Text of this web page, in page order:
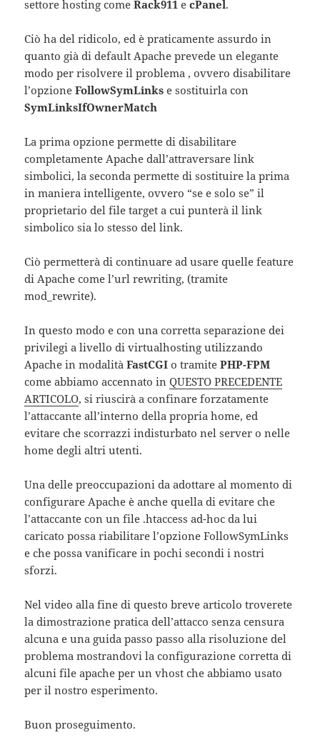
settore hosting comeRack911 ecPanel.
Ciò ha del ridicolo, ed è praticamente assurdo in
quanto già di default Apache prevede un elegante
modo per risolvere il problema , ovvero disabilitare
l’opzioneFollowSymLinks e sostituirla con
SymLinksIfOwnerMatch
La prima opzione permette di disabilitare
completamente Apache dall’attraversare link
simbolici, la seconda permette di sostituire la prima
in maniera intelligente, ovvero “se e solo se” il
proprietario del file target a cui punterà il link
simbolico sia lo stesso del link.
Ciò permetterà di continuare ad usare quelle feature
di Apache come l’url rewriting, (tramite
mod_rewrite).
In questo modo e con una corretta separazione dei
privilegi a livello di virtualhosting utilizzando
Apache in modalitàFastCGI o tramitePHP-FPM
come abbiamo accennato inQUESTO PRECEDENTE
ARTICOLO, si riuscirà a confinare forzatamente
l’attaccante all’interno della propria home, ed
evitare che scorrazzi indisturbato nel server o nelle
home degli altri utenti.
Una delle preoccupazioni da adottare al momento di
configurare Apache è anche quella di evitare che
l’attaccante con un file .htaccess ad-hoc da lui
caricato possa riabilitare l’opzione FollowSymLinks
e che possa vanificare in pochi secondi i nostri
sforzi.
Nel video alla fine di questo breve articolo troverete
la dimostrazione pratica dell’attacco senza censura
alcuna e una guida passo passo alla risoluzione del
problema mostrandovi la configurazione corretta di
alcuni file apache per un vhost che abbiamo usato
per il nostro esperimento.
Buon proseguimento.